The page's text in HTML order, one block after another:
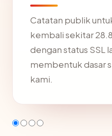
Catatan publik
kembali sekitar
dengan status SSL
membentuk dasar
kami.